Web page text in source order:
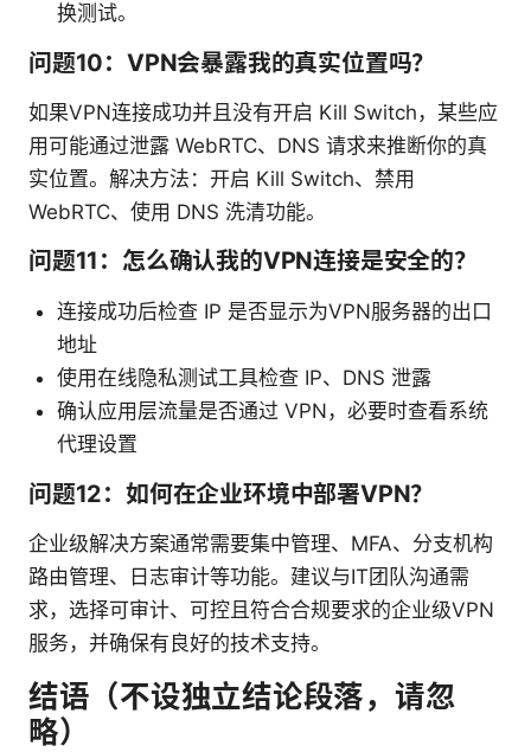
换测试。
问题10：VPN会暴露我的真实位置吗？
如果VPN连接成功并且没有开启 Kill Switch，某些应
用可能通过泄露 WebRTC、DNS 请求来推断你的真
实位置。解决方法：开启 Kill Switch、禁用
WebRTC、使用 DNS 洗清功能。
问题11：怎么确认我的VPN连接是安全的？
连接成功后检查 IP 是否显示为VPN服务器的出口
地址
使用在线隐私测试工具检查 IP、DNS 泄露
确认应用层流量是否通过 VPN，必要时查看系统
代理设置
问题12：如何在企业环境中部署VPN？
企业级解决方案通常需要集中管理、MFA、分支机构
路由管理、日志审计等功能。建议与IT团队沟通需
求，选择可审计、可控且符合合规要求的企业级VPN
服务，并确保有良好的技术支持。
结语（不设独立结论段落，请忽
略）